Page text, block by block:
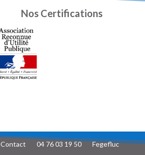
Nos Certifications
Contact 04 76 03 19 50 Fegefluc